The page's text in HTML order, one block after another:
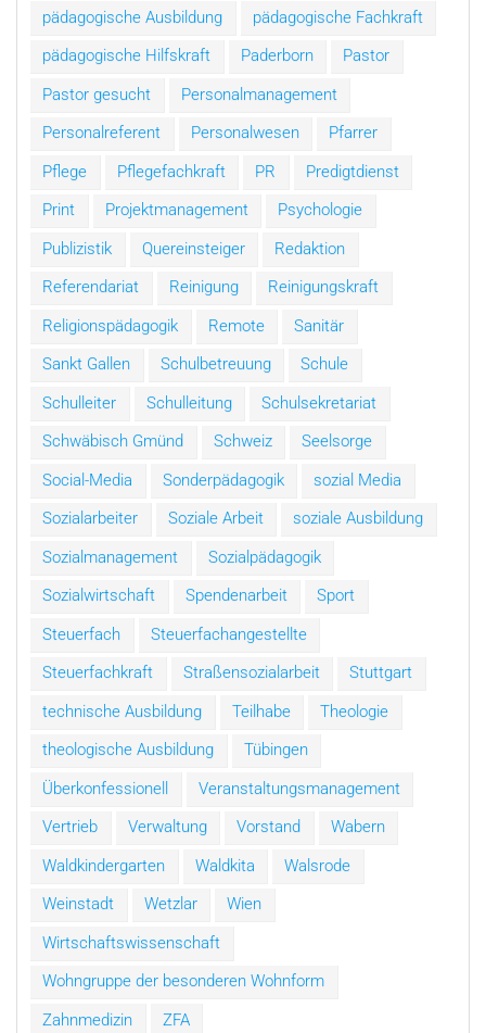
pädagogische Ausbildung
pädagogische Fachkraft
pädagogische Hilfskraft
Paderborn
Pastor
Pastor gesucht
Personalmanagement
Personalreferent
Personalwesen
Pfarrer
Pflege
Pflegefachkraft PR
Predigtdienst
Print
Projektmanagement
Psychologie
Publizistik
Quereinsteiger
Redaktion
Referendariat
Reinigung
Reinigungskraft
Religionspädagogik
Remote
Sanitär
Sankt Gallen
Schulbetreuung
Schule
Schulleiter
Schulleitung
Schulsekretariat
Schwäbisch Gmünd
Schweiz
Seelsorge
Social-Media
Sonderpädagogik
sozial Media
Sozialarbeiter
Soziale Arbeit
soziale Ausbildung
Sozialmanagement
Sozialpädagogik
Sozialwirtschaft
Spendenarbeit
Sport
Steuerfach
Steuerfachangestellte
Steuerfachkraft
Straßensozialarbeit
Stuttgart
technische Ausbildung
Teilhabe
Theologie
theologische Ausbildung
Tübingen
Überkonfessionell
Veranstaltungsmanagement
Vertrieb
Verwaltung Vorstand
Wabern
Waldkindergarten
Waldkita
Walsrode
Weinstadt
Wetzlar
Wien
Wirtschaftswissenschaft
Wohngruppe der besonderen Wohnform
Zahnmedizin
ZFA